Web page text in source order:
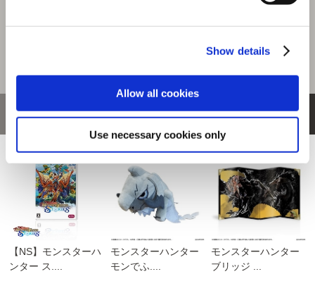
Show details
Allow all cookies
Use necessary cookies only
おすすめ商品
【NS】モンスターハ
ンター ス....
モンスターハンター
モンでふ....
モンスターハンター
ブリッジ ...